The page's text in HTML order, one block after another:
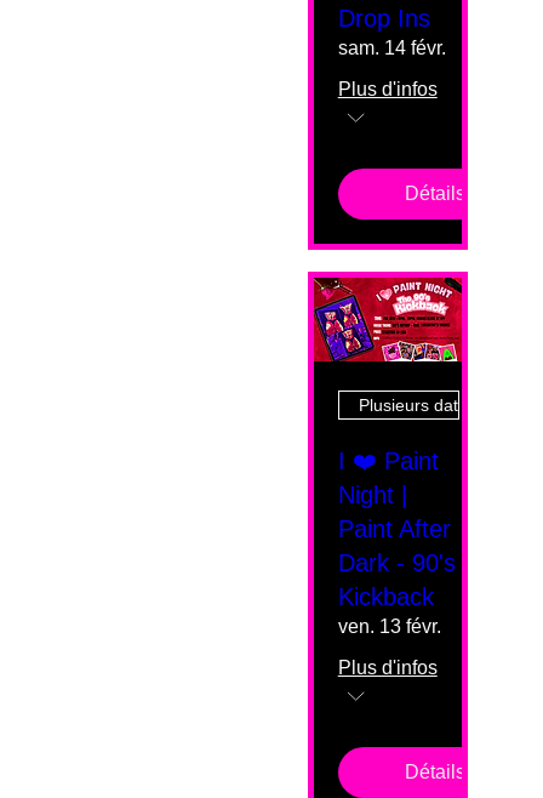
Drop Ins
sam. 14 févr.
Plus d'infos
Détails
Plusieurs dates
I ❤️ Paint
Night |
Paint After
Dark - 90's
Kickback
ven. 13 févr.
Plus d'infos
Détails